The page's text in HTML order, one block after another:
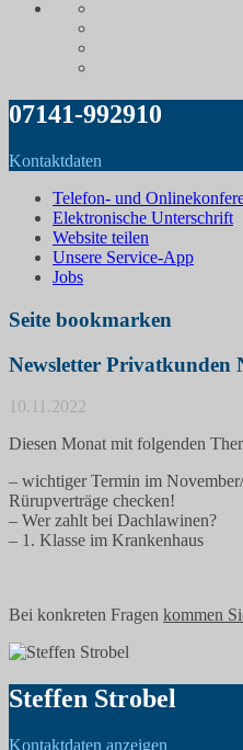
07141-992910
Kontaktdaten
Telefon- und
Elektronische Unterschrift
Website teilen
Unsere Service-App
Jobs
Seite bookmarken
Newsletter Privatkunden
10.11.2022
Diesen Monat mit folgenden
– wichtiger Termin im
Rürupverträge checken!
– Wer zahlt bei Dachlawinen?
– 1. Klasse im Krankenhaus
Bei konkreten Fragen kommen
Steffen Strobel
Kontaktdaten anzeigen